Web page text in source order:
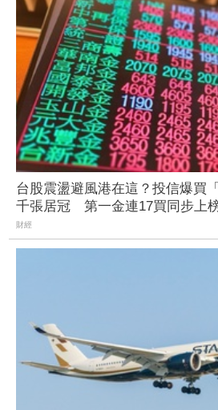
台股震盪避風港在這？投信爆買
千張居冠 第一金連17買同步上
財經